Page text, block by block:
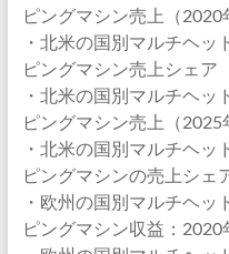
ピングマシン売上（2020
・北米の国別マルチヘッ
ピングマシン売上シェア
・北米の国別マルチヘッ
ピングマシン売上（2025
・北米の国別マルチヘッ
ピングマシンの売上シェ
・欧州の国別マルチヘッ
ピングマシン収益：2020